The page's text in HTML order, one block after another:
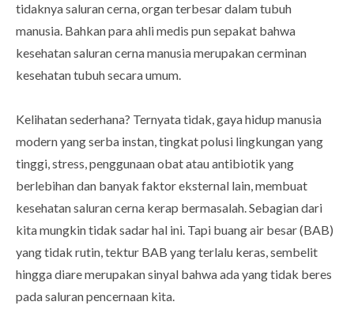
tidaknya saluran cerna, organ terbesar dalam tubuh
manusia. Bahkan para ahli medis pun sepakat bahwa
kesehatan saluran cerna manusia merupakan cerminan
kesehatan tubuh secara umum.
Kelihatan sederhana? Ternyata tidak, gaya hidup manusia
modern yang serba instan, tingkat polusi lingkungan yang
tinggi, stress, penggunaan obat atau antibiotik yang
berlebihan dan banyak faktor eksternal lain, membuat
kesehatan saluran cerna kerap bermasalah. Sebagian dari
kita mungkin tidak sadar hal ini. Tapi buang air besar (BAB)
yang tidak rutin, tektur BAB yang terlalu keras, sembelit
hingga diare merupakan sinyal bahwa ada yang tidak beres
pada saluran pencernaan kita.